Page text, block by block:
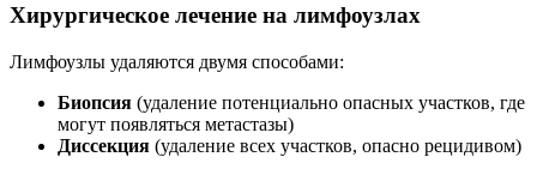
Хирургическое лечение на лимфоузлах
Лимфоузлы удаляются двумя способами:
Биопсия (удаление потенциально опасных участков, где
могут появляться метастазы)
Диссекция (удаление всех участков, опасно рецидивом)